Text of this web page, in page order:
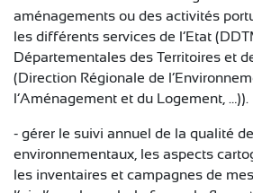
aménagements ou des activités
les différents services de l’Etat
Départementales des Territoires et
(Direction Régionale de
l’Aménagement et du Logement, …)).
- gérer le suivi annuel de la qualité
environnementaux, les aspects
les inventaires et campagnes de